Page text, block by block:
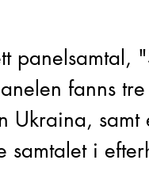
panelsamtal,
fanns
Ukraina, samt
samtalet i